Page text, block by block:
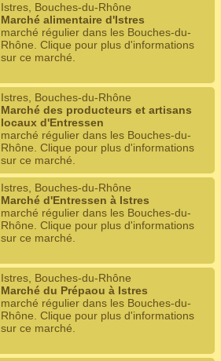
Istres, Bouches-du-Rhône
Marché alimentaire d'Istres
marché régulier dans les Bouches-du-
Rhône. Clique pour plus d'informations
sur ce marché.
Istres, Bouches-du-Rhône
Marché des producteurs et artisans
locaux d'Entressen
marché régulier dans les Bouches-du-
Rhône. Clique pour plus d'informations
sur ce marché.
Istres, Bouches-du-Rhône
Marché d'Entressen à Istres
marché régulier dans les Bouches-du-
Rhône. Clique pour plus d'informations
sur ce marché.
Istres, Bouches-du-Rhône
Marché du Prépaou à Istres
marché régulier dans les Bouches-du-
Rhône. Clique pour plus d'informations
sur ce marché.